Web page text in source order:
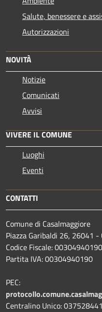
Salute, benessere e
Autorizzazioni
NOVITÀ
Notizie
Comunicati
Avvisi
VIVERE IL COMUNE
Luoghi
Eventi
CONTATTI
Comune di Casalmaggiore
Piazza Garibaldi 26, 26041 -
Codice Fiscale: 00304940190
Partita IVA: 00304940190
PEC:
Centralino Unico: